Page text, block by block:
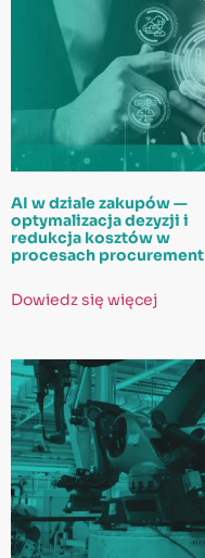
AI w dziale zakupów —
optymalizacja dezyzji i
redukcja kosztów w
procesach procurement
Dowiedz się więcej